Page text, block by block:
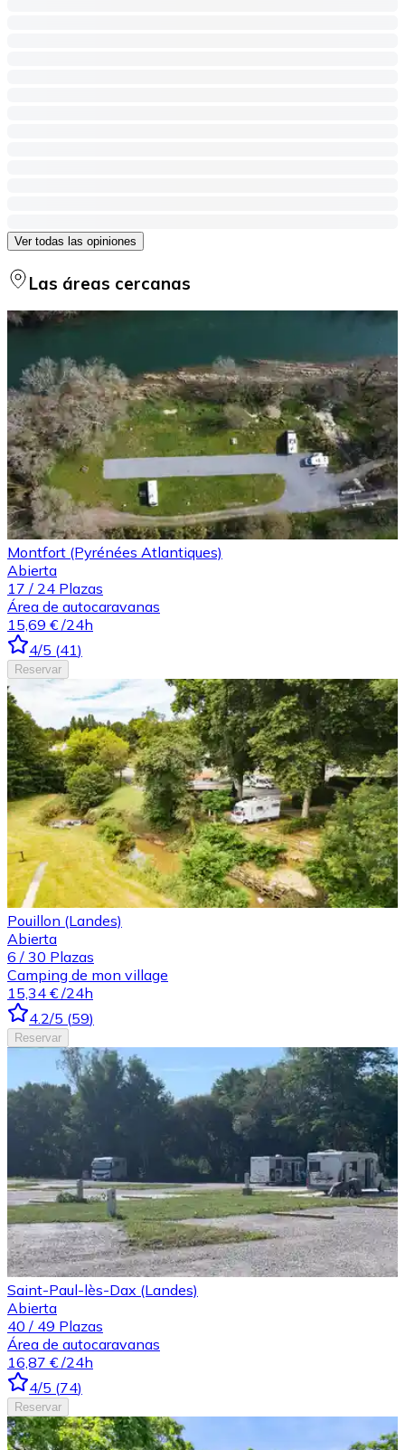
Ver todas las opiniones
Las áreas cercanas
Montfort (Pyrénées Atlantiques)
Abierta
17 / 24 Plazas
Área de autocaravanas
15,69 € /24h
4/5 (41)
Reservar
Pouillon (Landes)
Abierta
6 / 30 Plazas
Camping de mon village
15,34 € /24h
4.2/5 (59)
Reservar
Saint-Paul-lès-Dax (Landes)
Abierta
40 / 49 Plazas
Área de autocaravanas
16,87 € /24h
4/5 (74)
Reservar